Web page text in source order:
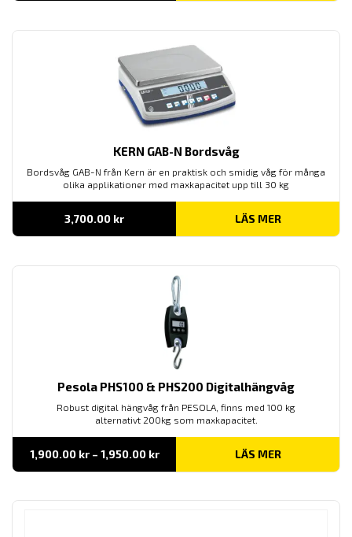
KERN GAB-N Bordsvåg
Bordsvåg GAB-N från Kern är en praktisk och smidig våg för många
olika applikationer med maxkapacitet upp till 30 kg
3,700.00 kr LÄS MER
Pesola PHS100 & PHS200 Digitalhängvåg
Robust digital hängvåg från PESOLA, finns med 100 kg
alternativt 200kg som maxkapacitet.
1,900.00 kr – 1,950.00 krPrisintervall:
till
LÄS MER